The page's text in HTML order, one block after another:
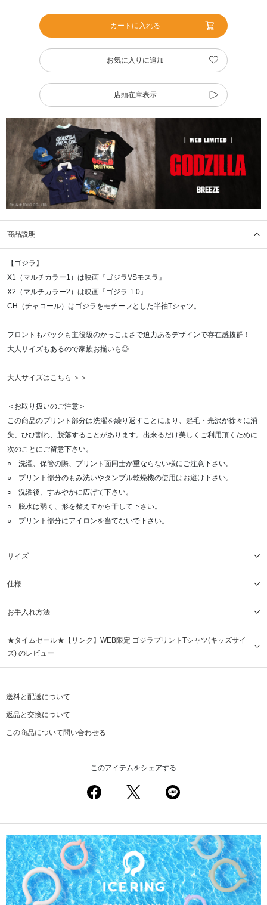
カートに入れる
お気に入りに追加
店頭在庫表示
商品説明
【ゴジラ】
X1（マルチカラー1）は映画『ゴジラVSモスラ』
X2（マルチカラー2）は映画『ゴジラ-1.0』
CH（チャコール）はゴジラをモチーフとした半袖Tシャツ。
フロントもバックも主役級のかっこよさで迫力あるデザインで存在感抜群！
大人サイズもあるので家族お揃いも◎
大人サイズはこちら ＞＞
＜お取り扱いのご注意＞
この商品のプリント部分は洗濯を繰り返すことにより、起毛・光沢が徐々に消
失、ひび割れ、脱落することがあります。出来るだけ美しくご利用頂くために
次のことにご留意下さい。
○ 洗濯、保管の際、プリント面同士が重ならない様にご注意下さい。
○ プリント部分のもみ洗いやタンブル乾燥機の使用はお避け下さい。
○ 洗濯後、すみやかに広げて下さい。
○ 脱水は弱く、形を整えてから干して下さい。
○ プリント部分にアイロンを当てないで下さい。
サイズ
仕様
お手入れ方法
★タイムセール★【リンク】WEB限定 ゴジラプリントTシャツ(キッズサイ
ズ) のレビュー
送料と配送について
返品と交換について
この商品について問い合わせる
このアイテムをシェアする